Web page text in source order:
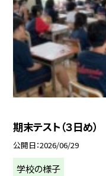
期末テスト（３日め）
公開日 2026/06/29
学校の様子